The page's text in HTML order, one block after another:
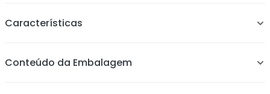
modelador que enrola a mecha de cabelo no bastão de
cerâmica capaz de emitir íons negativos, esse modelador
Características
Tecnologia de Cerâmica
Temperatura mínima de 204 °C e máxima de 210°C
Conteúdo da Embalagem